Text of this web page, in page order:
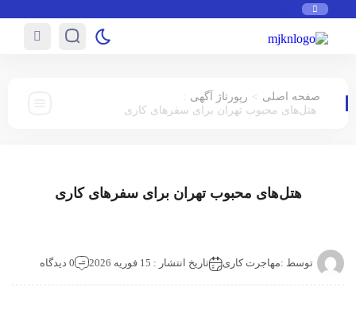
صفحه اصلی > رپورتاژ آگهی :
هتل‌های محبوب تهران برای سفرهای کاری
هتل‌های محبوب تهران برای سفرهای کاری
توسط :مهاجرت کاری تاریخ انتشار : 15 فوریه 2026 0 دیدگاه